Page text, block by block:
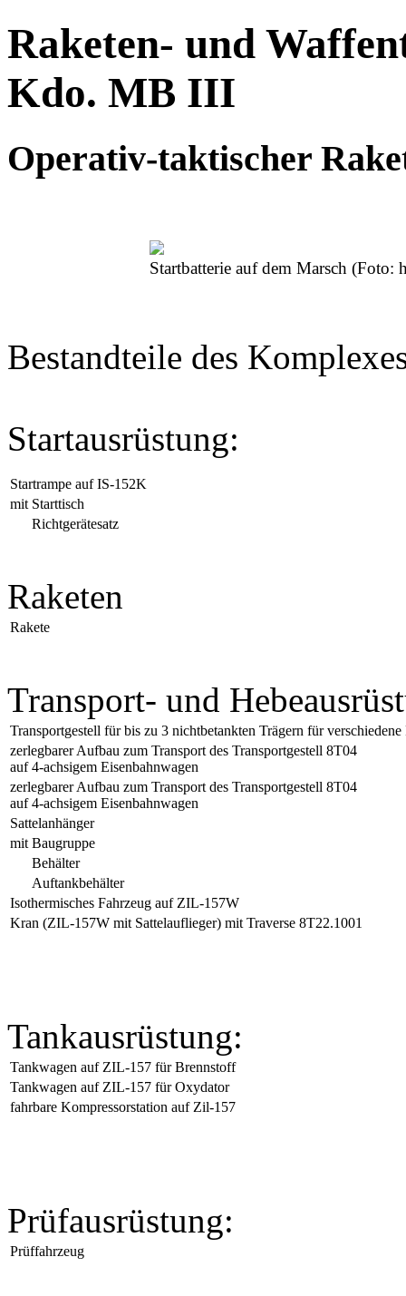
Raketen- und
Kdo. MB III
Operativ-taktischer
Startbatterie auf dem Marsch (Foto:
Bestandteile des
Startausrüstung:
Startrampe auf IS-152K
mit Starttisch
Richtgerätesatz
Raketen
Rakete
Transport- und
Transportgestell für bis zu 3 nichtbetankten Trägern für verschiedene
zerlegbarer Aufbau zum Transport des Transportgestell 8T04
auf 4-achsigem Eisenbahnwagen
zerlegbarer Aufbau zum Transport des Transportgestell 8T04
auf 4-achsigem Eisenbahnwagen
Sattelanhänger
mit Baugruppe
Behälter
Auftankbehälter
Isothermisches Fahrzeug auf ZIL-157W
Kran (ZIL-157W mit Sattelauflieger) mit Traverse 8T22.1001
Tankausrüstung:
Tankwagen auf ZIL-157 für Brennstoff
Tankwagen auf ZIL-157 für Oxydator
fahrbare Kompressorstation auf Zil-157
Prüfausrüstung:
Prüffahrzeug